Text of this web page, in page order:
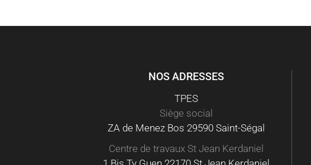
NOS ADRESSES
TPES
Siège social
ZA de Menez Bos 29590 Saint-Ségal
Centre de travaux St Jean Kerdaniel